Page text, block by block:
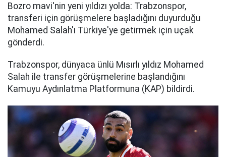
Bozro mavi'nin yeni yıldızı yolda: Trabzonspor,
transferi için görüşmelere başladığını duyurduğu
Mohamed Salah'ı Türkiye'ye getirmek için uçak
gönderdi.
Trabzonspor, dünyaca ünlü Mısırlı yıldız Mohamed
Salah ile transfer görüşmelerine başlandığını
Kamuyu Aydınlatma Platformuna (KAP) bildirdi.